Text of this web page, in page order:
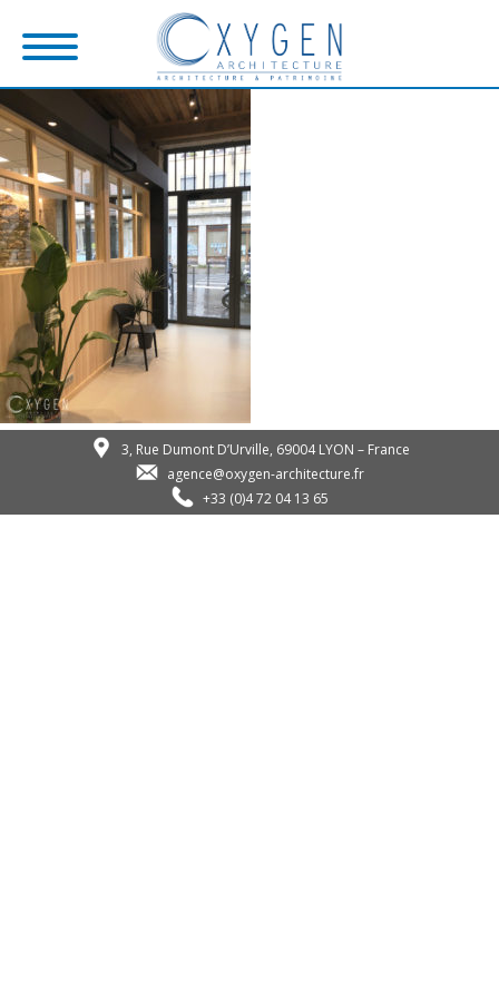
3, Rue Dumont D’Urville, 69004 LYON – France
agence@oxygen-architecture.fr
+33 (0)4 72 04 13 65